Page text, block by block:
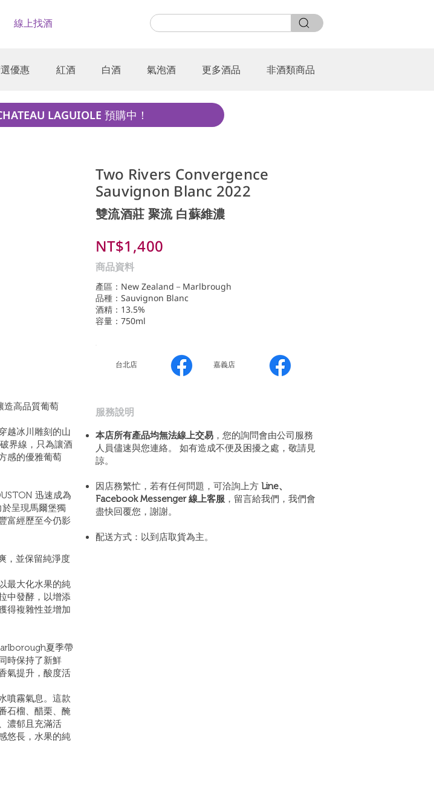
線上找酒
優惠 紅酒 白酒 氣泡酒 更多酒品 非酒類商品
LAGUIOLE 預購中！
造高品質葡萄
越冰川雕刻的山
界線，只為讓酒
感的優雅葡萄
迅速成為
呈現馬爾堡獨
富經歷至今仍影
，並保留純淨度
最大化水果的純
中發酵，以增添
得複雜性並增加
夏季帶
時保持了新鮮
氣提升，酸度活
噴霧氣息。這款
石榴、醋栗、醃
濃郁且充滿活
悠長，水果的純
Two Rivers Convergence
Sauvignon Blanc 2022
雙流酒莊 聚流 白蘇維濃
NT$1,400
商品資料
產區：New Zealand－Marlbrough
品種：Sauvignon Blanc
酒精：13.5%
容量：750ml
​台北店 嘉義店
​服務說明
本店所有產品均無法線上交易 ，您的詢問會由公司服務
人員儘速與您連絡。 如有造成不便及困擾之處，敬請見
諒。
因店務繁忙，若有任何問題，可洽詢上方 Line、
Facebook Messenger 線上客服 ，留言給我們，我們會
盡快回覆您，謝謝。
配送方式：以到店取貨為主。